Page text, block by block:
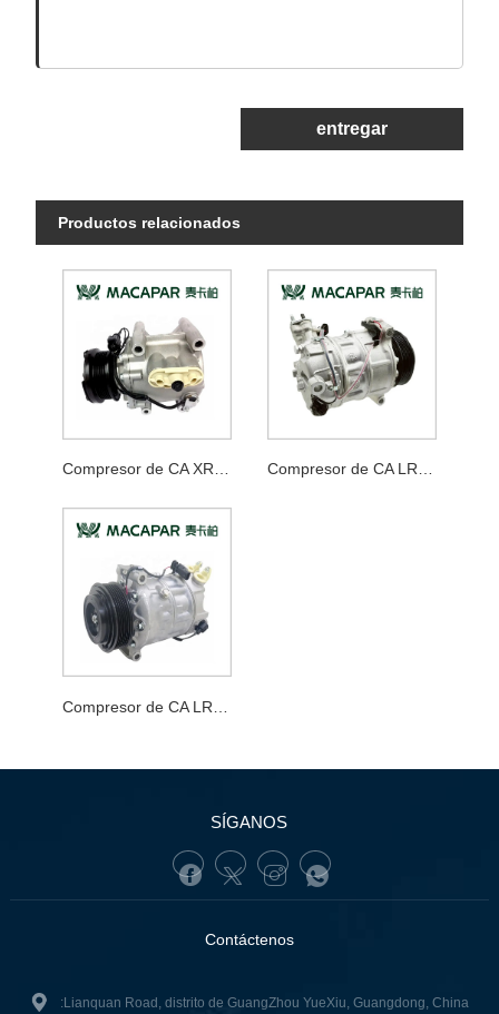
entregar
Productos relacionados
SÍGANOS
Contáctenos
:Lianquan Road, distrito de GuangZhou YueXiu, Guangdong, China